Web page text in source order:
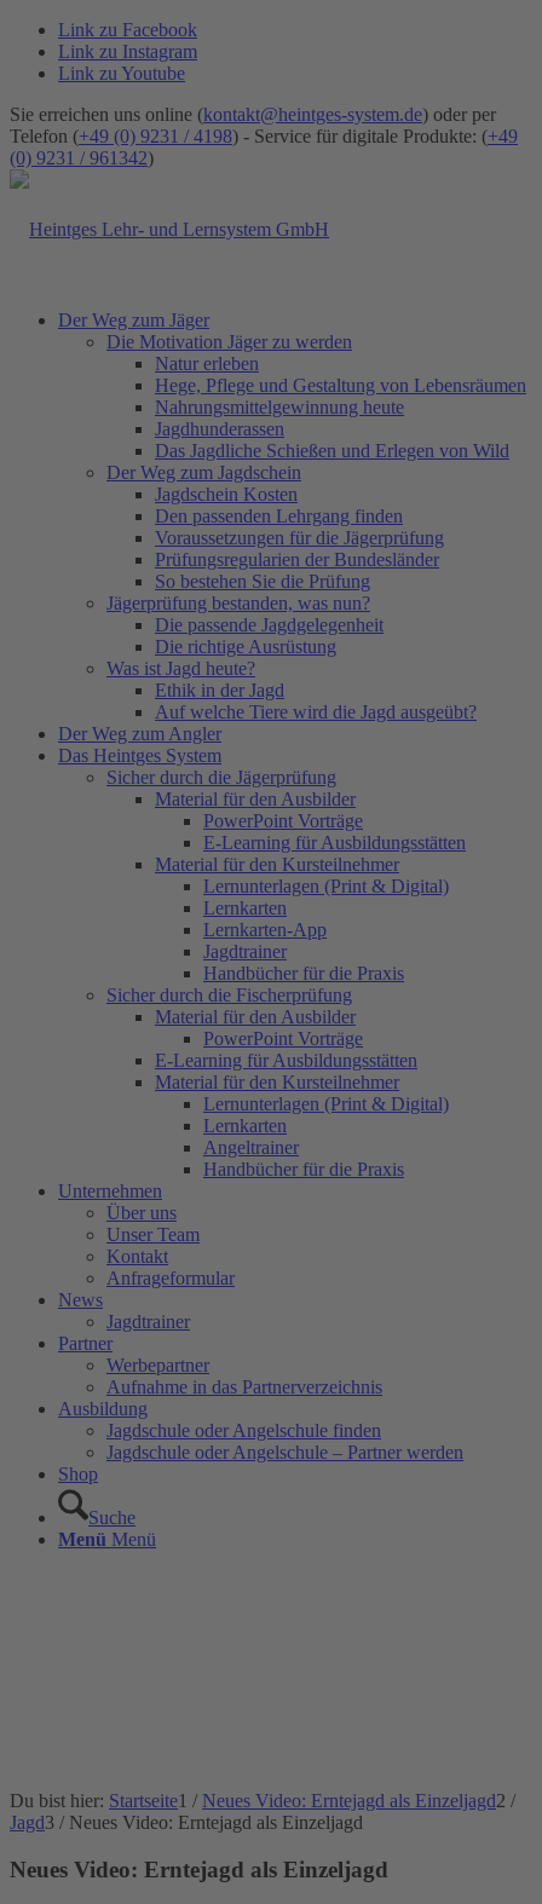
Link zu Facebook
Link zu Instagram
Link zu Youtube
Sie erreichen uns online (kontakt@heintges-system.de) oder per
Telefon (+49 (0) 9231 / 4198) - Service für digitale Produkte: (+49
(0) 9231 / 961342)
Der Weg zum Jäger
Die Motivation Jäger zu werden
Natur erleben
Hege, Pflege und Gestaltung von Lebensräumen
Nahrungsmittelgewinnung heute
Jagdhunderassen
Das Jagdliche Schießen und Erlegen von Wild
Der Weg zum Jagdschein
Jagdschein Kosten
Den passenden Lehrgang finden
Voraussetzungen für die Jägerprüfung
Prüfungsregularien der Bundesländer
So bestehen Sie die Prüfung
Jägerprüfung bestanden, was nun?
Die passende Jagdgelegenheit
Die richtige Ausrüstung
Was ist Jagd heute?
Ethik in der Jagd
Auf welche Tiere wird die Jagd ausgeübt?
Der Weg zum Angler
Das Heintges System
Sicher durch die Jägerprüfung
Material für den Ausbilder
PowerPoint Vorträge
E-Learning für Ausbildungsstätten
Material für den Kursteilnehmer
Lernunterlagen (Print & Digital)
Lernkarten
Lernkarten-App
Jagdtrainer
Handbücher für die Praxis
Sicher durch die Fischerprüfung
Material für den Ausbilder
PowerPoint Vorträge
E-Learning für Ausbildungsstätten
Material für den Kursteilnehmer
Lernunterlagen (Print & Digital)
Lernkarten
Angeltrainer
Handbücher für die Praxis
Unternehmen
Über uns
Unser Team
Kontakt
Anfrageformular
News
Jagdtrainer
Partner
Werbepartner
Aufnahme in das Partnerverzeichnis
Ausbildung
Jagdschule oder Angelschule finden
Jagdschule oder Angelschule – Partner werden
Shop
Suche
Menü Menü
Du bist hier: Startseite1 / Neues Video: Erntejagd als Einzeljagd2 /
Jagd3 / Neues Video: Erntejagd als Einzeljagd
Neues Video: Erntejagd als Einzeljagd